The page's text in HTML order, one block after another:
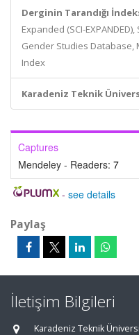
Derginin Tarandığı
Expanded (SCI-
Gender Studies Database,
Index
Karadeniz Teknik
Captures
Mendeley - Readers: 7
- see details
Paylaş
İletişim Bilgileri
Karadeniz Teknik